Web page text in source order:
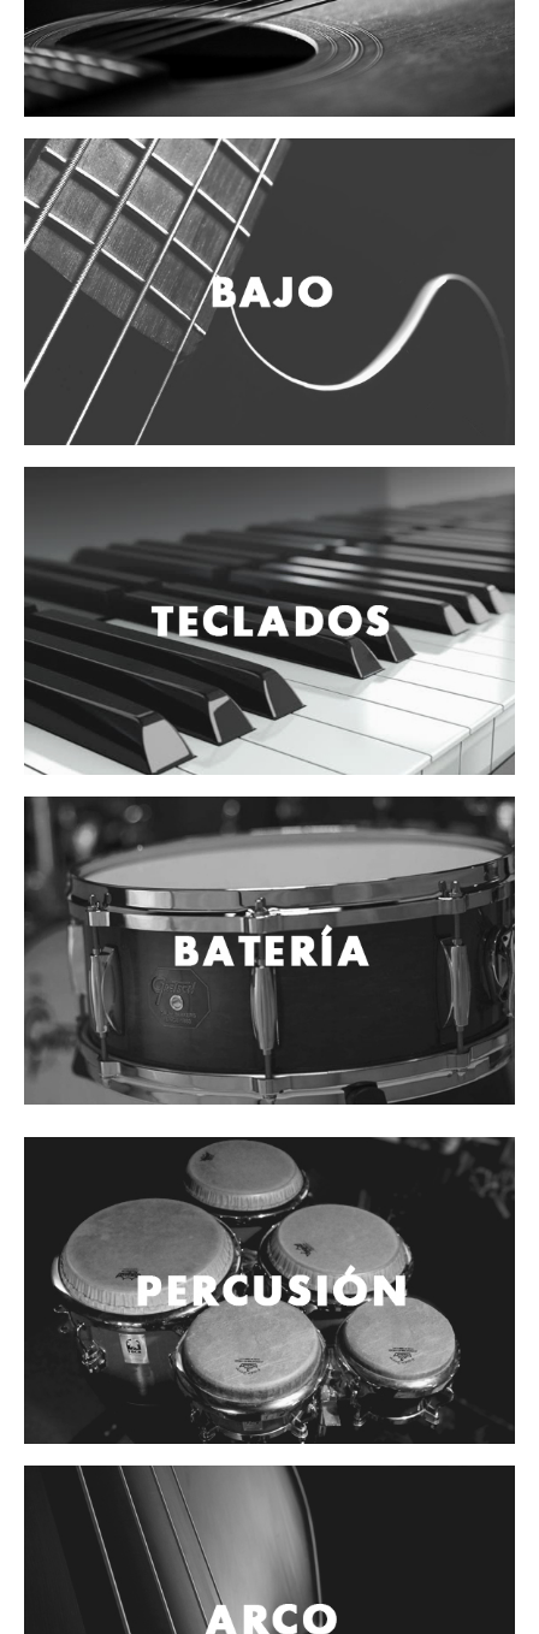
Vientos
Accesorios
Micrófonos
Mano alámbrico
Instrumento alámbrico
Inalámbrico de mano
Inalámbrico diadema y solapa
Inalámbrico para instrumento
Estudio
Corro y escenario
Instalaciones
Cámara, computadora y celular
Cables
Audio Profesional
Columnas pasivas
Columnas activas
Amplificadores
Consolas mezcladoras
Procesadores y efectos
Monitores de estudio
Interfaz para grabación
Audífonos y monitoreo personal
Estantes y soportes
Instalaciones y publicidad
Accesorios
DJ
Interfaz
Agujas
Audifonos
Accesorios
Luces y Escenario
Luces Led
Laser
Strobos
Maquinas de humo y escenario
Controladores
Accesorios